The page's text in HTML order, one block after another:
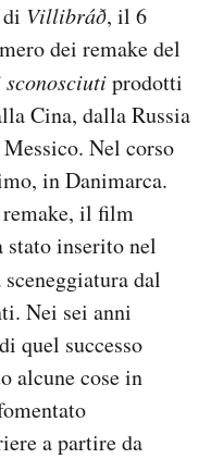
Villibráð, il 6
dei remake del
sconosciutiprodotti
Cina, dalla Russia
Nel corso
in Danimarca.
il film
stato inserito nel
dal
Nei sei anni
quel successo
alcune cose in
a partire da